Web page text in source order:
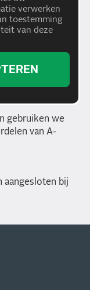
uw Abarth
ook als uw
of gratis
gebruiken we
van A-
aangesloten bij
verwerken
toestemming
van deze